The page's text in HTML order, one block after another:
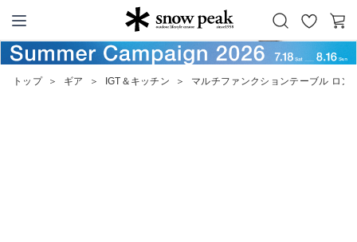
Snow Peak
お
気
カ
ー
トップ ＞ ギア ＞ IGT＆キッチン ＞ マルチファンクションテーブル ロン